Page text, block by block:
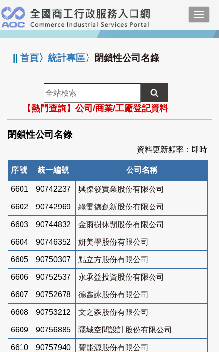
跳
到
主
要
:::
||首頁〉統計專區〉 閉鎖性公司名錄
全
站
檢
索
【熱門查詢】公司/商業/工廠登記資料
閉鎖性公司名錄
資料更新頻率：即時
序號 統一編號 公司名稱
6601 90742237 興傑發實業股份有限公司
6602 90742969 綠雷德創新股份有限公司
6603 90744832 金雨樹休閒股份有限公司
6604 90746352 妍美學股份有限公司
6605 90750307 點立方股份有限公司
6606 90752537 永承益投資股份有限公司
6607 90752678 德鑫詠股份有限公司
6608 90753212 文之森股份有限公司
6609 90756885 隱城空間設計股份有限公司
6610 90757940 豐能源股份有限公司